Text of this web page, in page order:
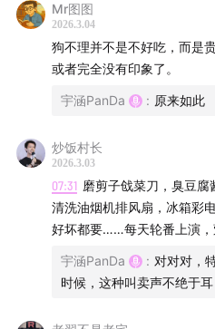
陪你从南到北，彻底打通你的
从泉州鲍鱼干贝巨型肉粽到
书好综艺。
主播宇涵携手安吉拉、老李、
夕开启了一场极具“饥饿感”
边聊美食边忆年味，还分享超
这期节目只想带你沉浸式解锁
Mr图图
2026.3.04
狗不理并不是不好吃，而是
或者完全没有印象了。
宇涵PanDa : 原来如此
炒饭村长
2026.3.03
07:31 磨剪子戗菜刀，臭豆腐
清洗油烟机排风扇，冰箱彩
好坏都要……每天轮番上演，
宇涵PanDa : 对对对，
时候，这种叫卖声不绝于耳